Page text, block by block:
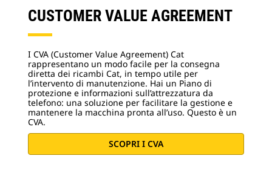
CUSTOMER VALUE AGREEMENT
I CVA (Customer Value Agreement) Cat
rappresentano un modo facile per la consegna
diretta dei ricambi Cat, in tempo utile per
l’intervento di manutenzione. Hai un Piano di
protezione e informazioni sull’attrezzatura da
telefono: una soluzione per facilitare la gestione e
mantenere la macchina pronta all’uso. Questo è un
CVA.
SCOPRI I CVA